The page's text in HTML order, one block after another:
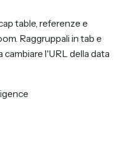
table, referenze e
Raggruppali in tab e
l'URL della data